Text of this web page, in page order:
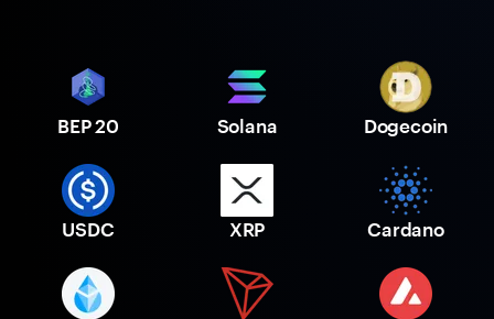
BEP 20 Solana Dogecoin
USDC XRP Cardano